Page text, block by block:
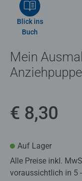
Blick ins
Buch
Mein
€ 8,30
Auf Lager
Alle Preise inkl.
voraussichtlich in 5